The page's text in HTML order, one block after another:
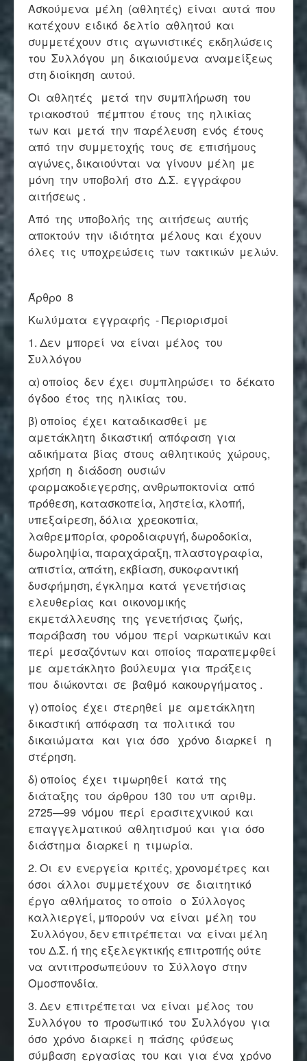
Ασκούμενα μέλη (αθλητές) είναι αυτά που
κατέχουν ειδικό δελτίο αθλητού και
συμμετέχουν στις αγωνιστικές εκδηλώσεις
του Συλλόγου μη δικαιούμενα αναμείξεως
στη διοίκηση αυτού.
Οι αθλητές μετά την συμπλήρωση του
τριακοστού πέμπτου έτους της ηλικίας
των και μετά την παρέλευση ενός έτους
από την συμμετοχής τους σε επισήμους
αγώνες, δικαιούνται να γίνουν μέλη με
μόνη την υποβολή στο Δ.Σ. εγγράφου
αιτήσεως .
Από της υποβολής της αιτήσεως αυτής
αποκτούν την ιδιότητα μέλους και έχουν
όλες τις υποχρεώσεις των τακτικών μελών.
Άρθρο 8
Κωλύματα εγγραφής - Περιορισμοί
1. Δεν μπορεί να είναι μέλος του
Συλλόγου
α) οποίος δεν έχει συμπληρώσει το δέκατο
όγδοο έτος της ηλικίας του.
β) οποίος έχει καταδικασθεί με
αμετάκλητη δικαστική απόφαση για
αδικήματα βίας στους αθλητικούς χώρους,
χρήση η διάδοση ουσιών
φαρμακοδιεγερσης, ανθρωποκτονία από
πρόθεση, κατασκοπεία, ληστεία, κλοπή,
υπεξαίρεση, δόλια χρεοκοπία,
λαθρεμπορία, φοροδιαφυγή, δωροδοκία,
δωροληψία, παραχάραξη, πλαστογραφία,
απιστία, απάτη, εκβίαση, συκοφαντική
δυσφήμηση, έγκλημα κατά γενετήσιας
ελευθερίας και οικονομικής
εκμετάλλευσης της γενετήσιας ζωής,
παράβαση του νόμου περί ναρκωτικών και
περί μεσαζόντων και οποίος παραπεμφθεί
με αμετάκλητο βούλευμα για πράξεις
που διώκονται σε βαθμό κακουργήματος .
γ) οποίος έχει στερηθεί με αμετάκλητη
δικαστική απόφαση τα πολιτικά του
δικαιώματα και για όσο χρόνο διαρκεί η
στέρηση.
δ) οποίος έχει τιμωρηθεί κατά της
διάταξης του άρθρου 130 του υπ αριθμ.
2725—99 νόμου περί ερασιτεχνικού και
επαγγελματικού αθλητισμού και για όσο
διάστημα διαρκεί η τιμωρία.
2. Οι εν ενεργεία κριτές, χρονομέτρες και
όσοι άλλοι συμμετέχουν σε διαιτητικό
έργο αθλήματος το οποίο ο Σύλλογος
καλλιεργεί, μπορούν να είναι μέλη του
Συλλόγου, δεν επιτρέπεται να είναι μέλη
του Δ.Σ. ή της εξελεγκτικής επιτροπής ούτε
να αντιπροσωπεύουν το Σύλλογο στην
Ομοσπονδία.
3. Δεν επιτρέπεται να είναι μέλος του
Συλλόγου το προσωπικό του Συλλόγου για
όσο χρόνο διαρκεί η πάσης φύσεως
σύμβαση εργασίας του και για ένα χρόνο